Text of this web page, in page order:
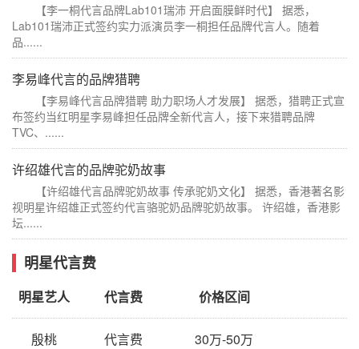
【李一桐代言品牌Lab101瑞沛 开启面膜鲜时代】 据悉，
Lab101瑞沛正式签约实力派演员李一桐担任品牌代言人。随着
品......
李易峰代言的品牌猎聘
【李易峰代言品牌猎聘 助力职场人才发展】 据悉，猎聘正式宣
布签约当红明星李易峰担任品牌全新代言人，接下来猎聘品牌
TVC、......
许绍雄代言的品牌驼奶故事
【许绍雄代言品牌驼奶故事 传承驼奶文化】 据悉，香港著名影
视明星许绍雄正式签约代言骆驼奶品牌驼奶故事。 许绍雄，香港影
坛......
明星代言费
明星艺人 代言费 价格区间
殷桃 代言费 30万-50万